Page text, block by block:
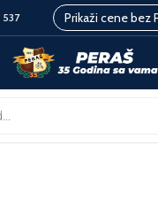
Prikaži cene bez